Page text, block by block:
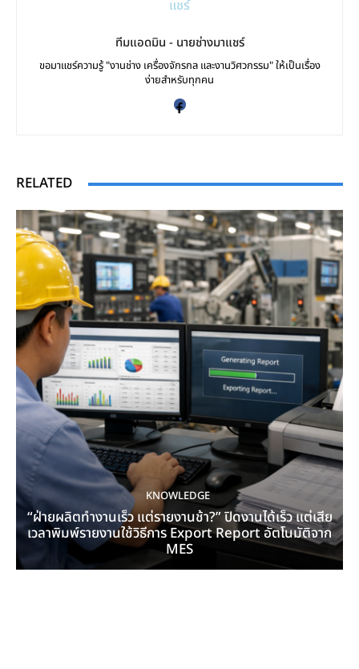
ทีมแอดมิน - นายช่างมาแชร์
ขอมาแชร์ความรู้ "งานช่าง เครื่องจักรกล และงานวิศวกรรม" ให้เป็นเรื่อง
ง่ายสำหรับทุกคน
RELATED
KNOWLEDGE
“ฝ่ายผลิตทำงานเร็ว แต่รายงานช้า?” ปิดงานได้เร็ว แต่เสีย
เวลาพิมพ์รายงานใช้วิธีการ Export Report อัตโนมัติจาก
MES